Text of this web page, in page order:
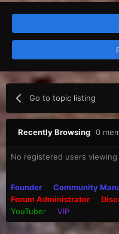
Go to topic listing
Recently Browsing 0
No registered users viewing
Founder Community
Forum Administrator
YouTuber
VIP